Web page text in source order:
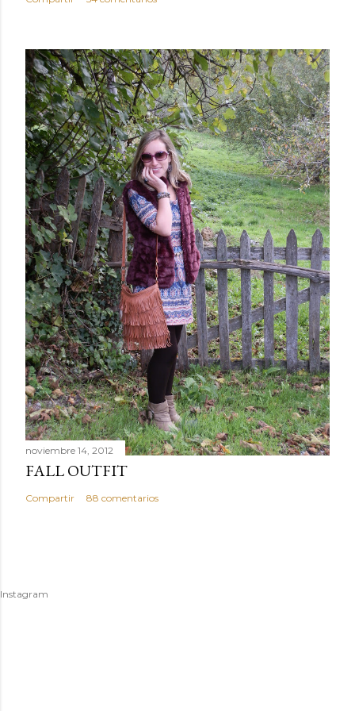
noviembre 14, 2012
FALL OUTFIT
Compartir 88 comentarios
Instagram